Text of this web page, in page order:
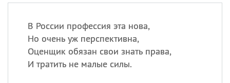
В России профессия эта нова,
Но очень уж перспективна,
Оценщик обязан свои знать права,
И тратить не малые силы.